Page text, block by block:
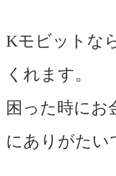
Kモビットな
くれます。
困った時にお
にありがたい